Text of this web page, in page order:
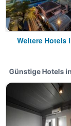
Weitere Hotels
Günstige Hotels